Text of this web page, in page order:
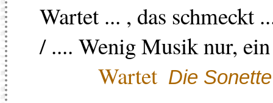
Wartet ... , das schmeckt
/ .... Wenig Musik nur,
Wartet Die